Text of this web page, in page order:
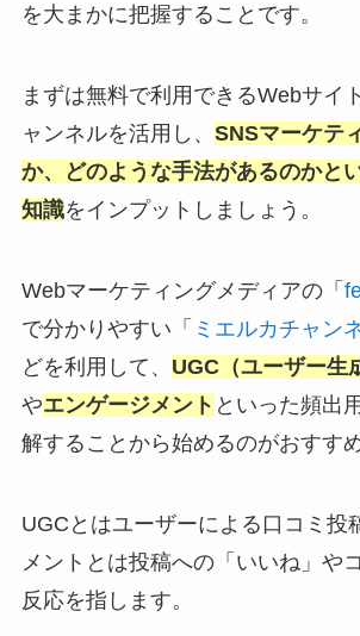
を大まかに把握することです。
まずは無料で利用できるWebサイ
ャンネルを活用し、 SNSマーケテ
か、どのような手法があるのかと
知識をインプットしましょう。
Webマーケティングメディアの「
で分かりやすい「 ミエルカチャン
どを利用して、 UGC（ユーザー生
やエンゲージメント といった頻出
解することから始めるのがおすすめ
UGCとはユーザーによる口コミ投
メントとは投稿への「いいね」や
反応を指します。